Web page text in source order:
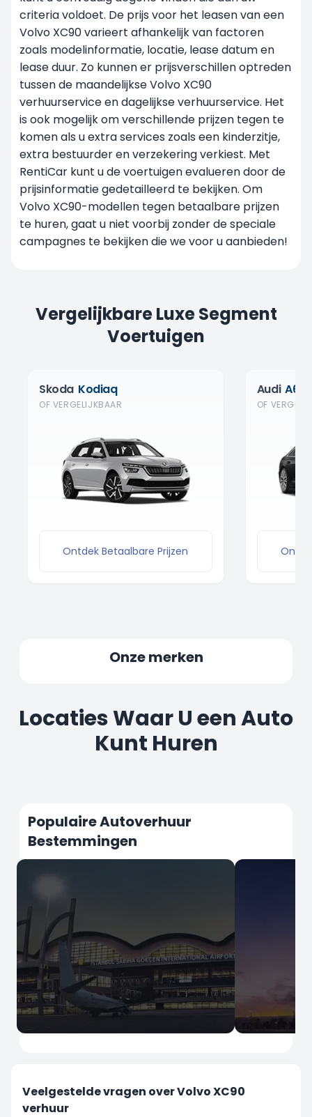
criteria voldoet. De prijs voor het leasen van een
Volvo XC90 varieert afhankelijk van factoren
zoals modelinformatie, locatie, lease datum en
lease duur. Zo kunnen er prijsverschillen optreden
tussen de maandelijkse Volvo XC90
verhuurservice en dagelijkse verhuurservice. Het
is ook mogelijk om verschillende prijzen tegen te
komen als u extra services zoals een kinderzitje,
extra bestuurder en verzekering verkiest. Met
RentiCar kunt u de voertuigen evalueren door de
prijsinformatie gedetailleerd te bekijken. Om
Volvo XC90-modellen tegen betaalbare prijzen
te huren, gaat u niet voorbij zonder de speciale
campagnes te bekijken die we voor u aanbieden!
Vergelijkbare Luxe Segment
Voertuigen
Skoda Kodiaq
OF VERGELIJKBAAR
Ontdek Betaalbare Prijzen
Audi A6
OF
Onze merken
Locaties Waar U een Auto
Kunt Huren
Populaire Autoverhuur
Bestemmingen
Veelgestelde vragen over Volvo XC90
verhuur